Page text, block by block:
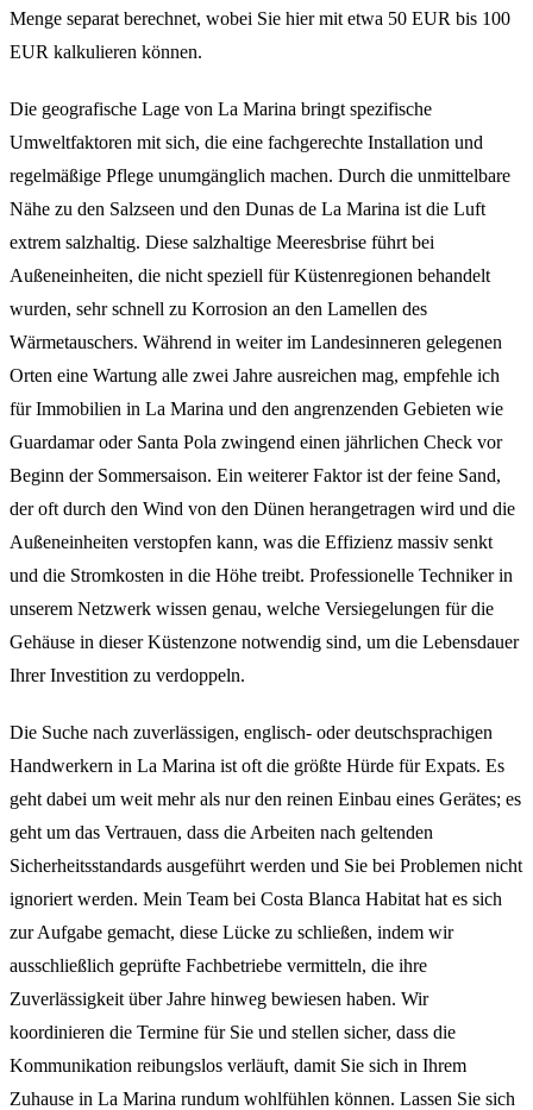
Menge separat berechnet, wobei Sie hier mit etwa 50 EUR bis 100
EUR kalkulieren können.
Die geografische Lage von La Marina bringt spezifische
Umweltfaktoren mit sich, die eine fachgerechte Installation und
regelmäßige Pflege unumgänglich machen. Durch die unmittelbare
Nähe zu den Salzseen und den Dunas de La Marina ist die Luft
extrem salzhaltig. Diese salzhaltige Meeresbrise führt bei
Außeneinheiten, die nicht speziell für Küstenregionen behandelt
wurden, sehr schnell zu Korrosion an den Lamellen des
Wärmetauschers. Während in weiter im Landesinneren gelegenen
Orten eine Wartung alle zwei Jahre ausreichen mag, empfehle ich
für Immobilien in La Marina und den angrenzenden Gebieten wie
Guardamar oder Santa Pola zwingend einen jährlichen Check vor
Beginn der Sommersaison. Ein weiterer Faktor ist der feine Sand,
der oft durch den Wind von den Dünen herangetragen wird und die
Außeneinheiten verstopfen kann, was die Effizienz massiv senkt
und die Stromkosten in die Höhe treibt. Professionelle Techniker in
unserem Netzwerk wissen genau, welche Versiegelungen für die
Gehäuse in dieser Küstenzone notwendig sind, um die Lebensdauer
Ihrer Investition zu verdoppeln.
Die Suche nach zuverlässigen, englisch- oder deutschsprachigen
Handwerkern in La Marina ist oft die größte Hürde für Expats. Es
geht dabei um weit mehr als nur den reinen Einbau eines Gerätes; es
geht um das Vertrauen, dass die Arbeiten nach geltenden
Sicherheitsstandards ausgeführt werden und Sie bei Problemen nicht
ignoriert werden. Mein Team bei Costa Blanca Habitat hat es sich
zur Aufgabe gemacht, diese Lücke zu schließen, indem wir
ausschließlich geprüfte Fachbetriebe vermitteln, die ihre
Zuverlässigkeit über Jahre hinweg bewiesen haben. Wir
koordinieren die Termine für Sie und stellen sicher, dass die
Kommunikation reibungslos verläuft, damit Sie sich in Ihrem
Zuhause in La Marina rundum wohlfühlen können. Lassen Sie sich